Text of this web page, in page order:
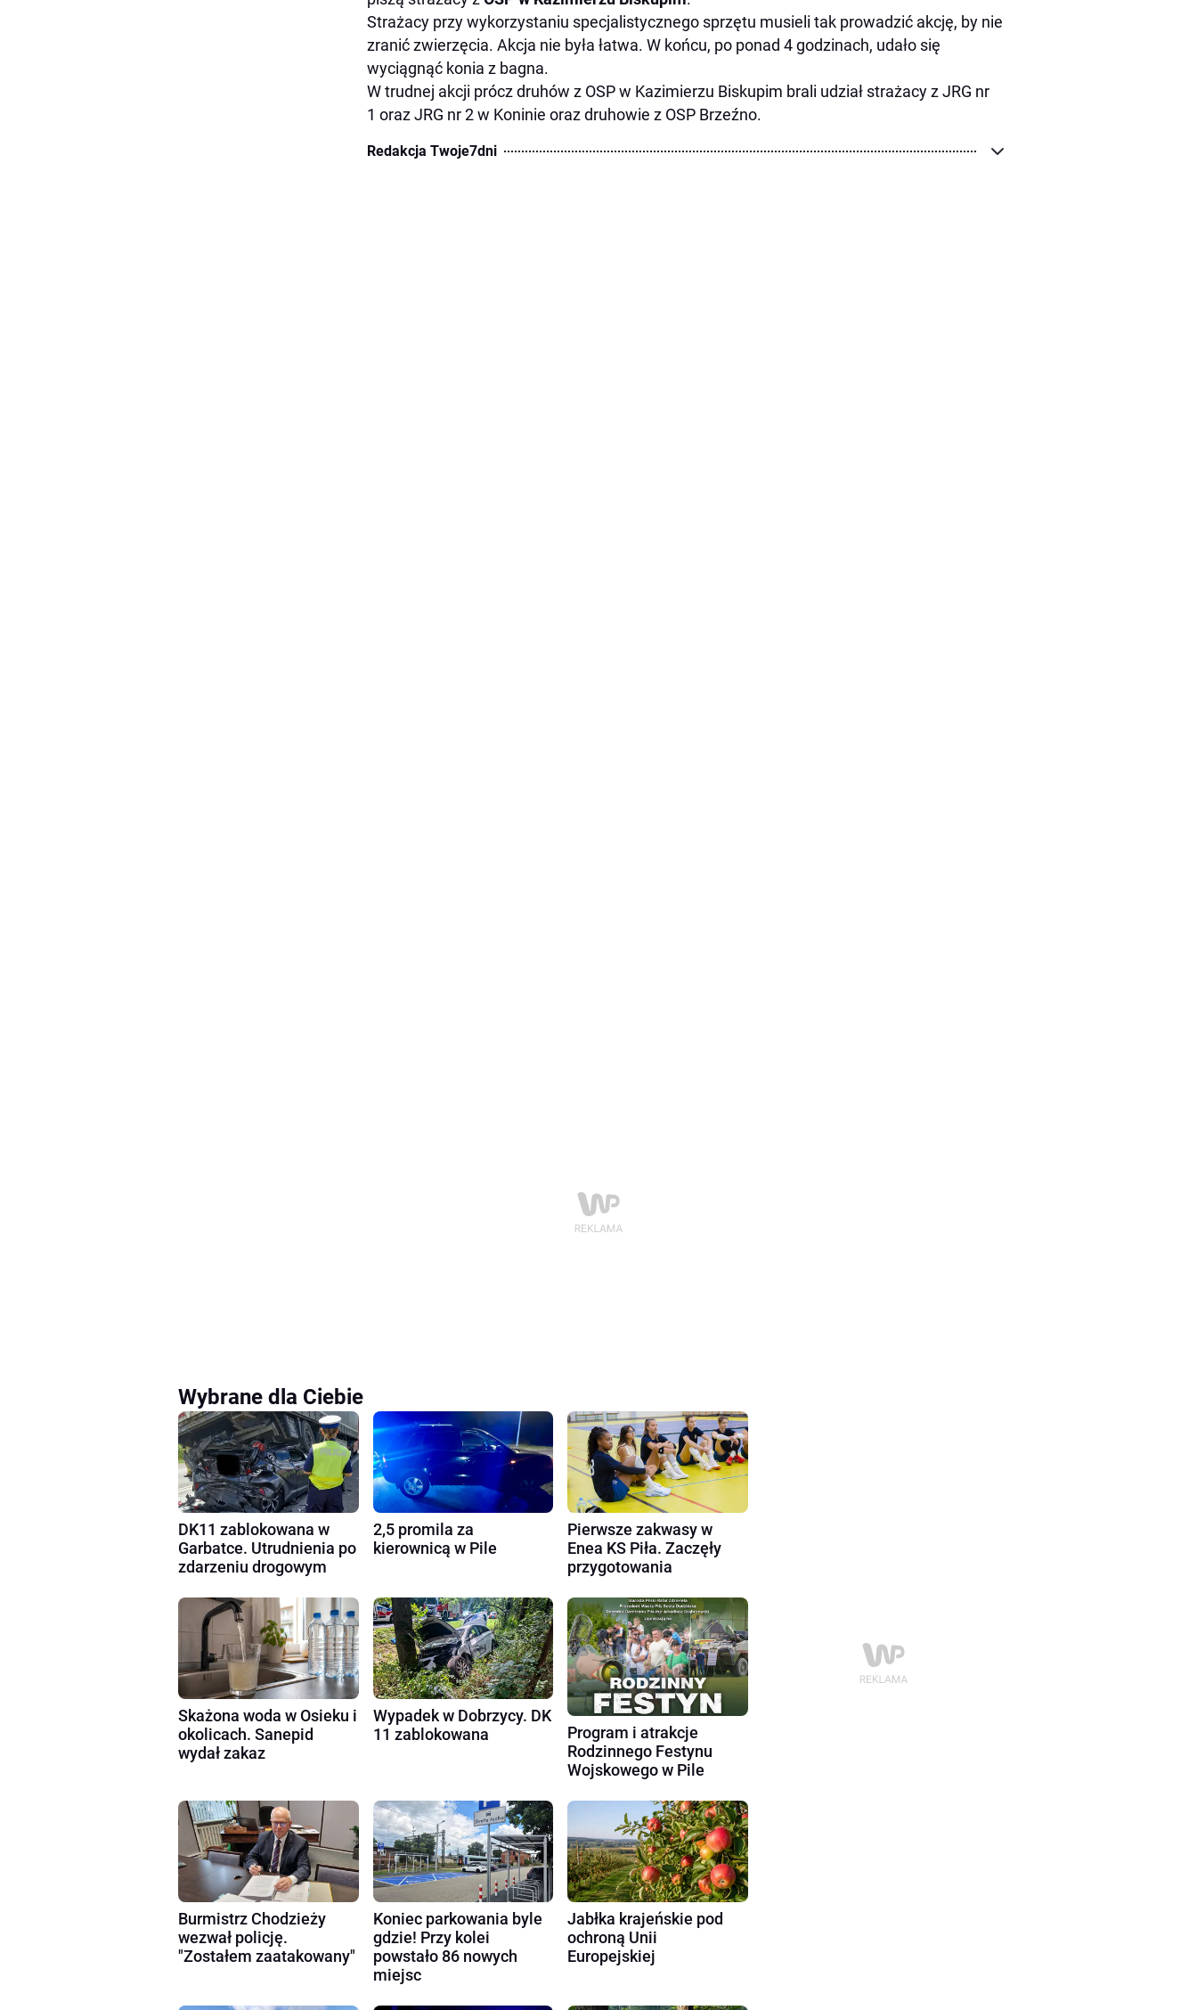
Strażacy przy wykorzystaniu specjalistycznego sprzętu musieli tak prowadzić akcję, by nie
zranić zwierzęcia. Akcja nie była łatwa. W końcu, po ponad 4 godzinach, udało się
wyciągnąć konia z bagna.
W trudnej akcji prócz druhów z OSP w Kazimierzu Biskupim brali udział strażacy z JRG nr
1 oraz JRG nr 2 w Koninie oraz druhowie z OSP Brzeźno.
Redakcja Twoje7dni
Wybrane dla Ciebie
DK11 zablokowana w
Garbatce. Utrudnienia po
zdarzeniu drogowym
2,5 promila za
kierownicą w Pile
Pierwsze zakwasy w
Enea KS Piła. Zaczęły
przygotowania
Skażona woda w Osieku i
okolicach. Sanepid
wydał zakaz
Wypadek w Dobrzycy. DK
11 zablokowana
Program i atrakcje
Rodzinnego Festynu
Wojskowego w Pile
Burmistrz Chodzieży
wezwał policję.
"Zostałem zaatakowany"
Koniec parkowania byle
gdzie! Przy kolei
powstało 86 nowych
miejsc
Jabłka krajeńskie pod
ochroną Unii
Europejskiej